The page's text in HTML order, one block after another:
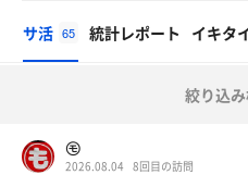
サ活 65 統計レポート イキタ
絞り込
㋲
2026.08.04 8回目の訪問